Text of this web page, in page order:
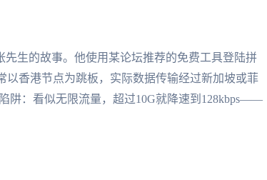
生的故事。他使用某论坛推荐的免费工具登陆拼
以香港节点为跳板，实际数据传输经过新加坡或菲
阱：看似无限流量，超过10G就降速到128kbps——